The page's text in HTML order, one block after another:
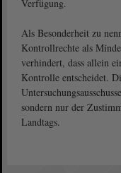
Verfügung.
Als Besonderheit zu
Kontrollrechte als
verhindert, dass allein
Kontrolle entscheidet.
sondern nur der
Landtags.